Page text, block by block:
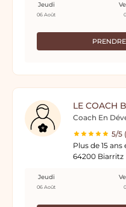
Jeudi
06 Août
LE COACH
Coach En
5/5
64200 Biarritz
Jeudi
06 Août